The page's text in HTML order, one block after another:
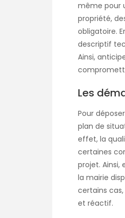
même pour
propriété,
obligatoire.
descriptif
Ainsi,
Les
Pour
plan de
effet, la
certaines
projet. Ainsi,
la mairie
certains
et réactif.